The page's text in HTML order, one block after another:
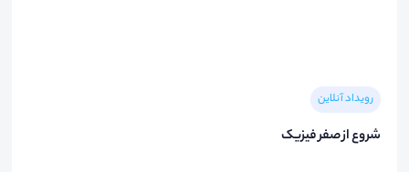
رویداد آنلاین
شروع از صفر فیزیک